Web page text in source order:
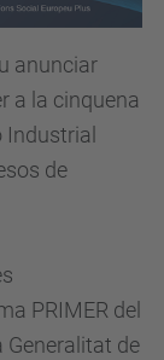
anunciar
a la cinquena
de
PRIMER del
Generalitat de